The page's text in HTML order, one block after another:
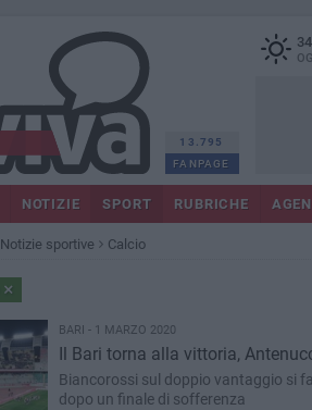
13.795
FANPAGE
NOTIZIE SPORT RUBRICHE
Notizie sportive Calcio
BARI - 1 MARZO 2020
Il Bari torna alla vittoria,
Biancorossi sul doppio vantaggio si
dopo un finale di sofferenza